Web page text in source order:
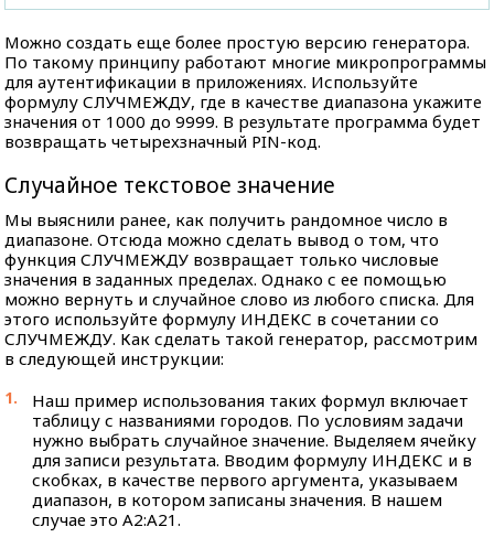
Можно создать еще более простую версию генератора.
По такому принципу работают многие микропрограммы
для аутентификации в приложениях. Используйте
формулу СЛУЧМЕЖДУ, где в качестве диапазона укажите
значения от 1000 до 9999. В результате программа будет
возвращать четырехзначный PIN-код.
Случайное текстовое значение
Мы выяснили ранее, как получить рандомное число в
диапазоне. Отсюда можно сделать вывод о том, что
функция СЛУЧМЕЖДУ возвращает только числовые
значения в заданных пределах. Однако с ее помощью
можно вернуть и случайное слово из любого списка. Для
этого используйте формулу ИНДЕКС в сочетании со
СЛУЧМЕЖДУ. Как сделать такой генератор, рассмотрим
в следующей инструкции:
Наш пример использования таких формул включает
таблицу с названиями городов. По условиям задачи
нужно выбрать случайное значение. Выделяем ячейку
для записи результата. Вводим формулу ИНДЕКС и в
скобках, в качестве первого аргумента, указываем
диапазон, в котором записаны значения. В нашем
случае это A2:A21.